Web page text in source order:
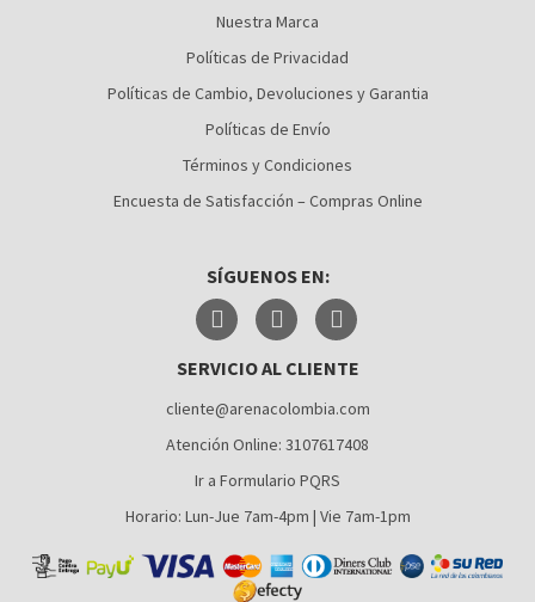
SANTA MARTA
VILLAVICENCIO
Nuestra Marca
Políticas de Privacidad
Políticas de Cambio, Devoluciones y Garantia
Políticas de Envío
Términos y Condiciones
Encuesta de Satisfacción – Compras Online
SÍGUENOS EN:
SERVICIO AL CLIENTE
cliente@arenacolombia.com
Atención Online: 3107617408
Ir a Formulario PQRS
Horario: Lun-Jue 7am-4pm | Vie 7am-1pm